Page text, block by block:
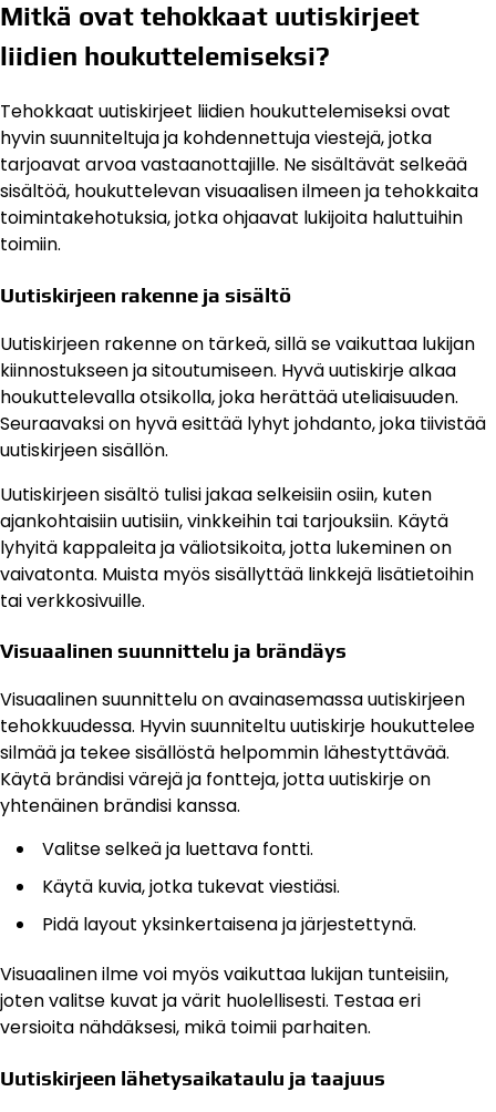
Mitkä ovat tehokkaat uutiskirjeet
liidien houkuttelemiseksi?
Tehokkaat uutiskirjeet liidien houkuttelemiseksi ovat
hyvin suunniteltuja ja kohdennettuja viestejä, jotka
tarjoavat arvoa vastaanottajille. Ne sisältävät selkeää
sisältöä, houkuttelevan visuaalisen ilmeen ja tehokkaita
toimintakehotuksia, jotka ohjaavat lukijoita haluttuihin
toimiin.
Uutiskirjeen rakenne ja sisältö
Uutiskirjeen rakenne on tärkeä, sillä se vaikuttaa lukijan
kiinnostukseen ja sitoutumiseen. Hyvä uutiskirje alkaa
houkuttelevalla otsikolla, joka herättää uteliaisuuden.
Seuraavaksi on hyvä esittää lyhyt johdanto, joka tiivistää
uutiskirjeen sisällön.
Uutiskirjeen sisältö tulisi jakaa selkeisiin osiin, kuten
ajankohtaisiin uutisiin, vinkkeihin tai tarjouksiin. Käytä
lyhyitä kappaleita ja väliotsikoita, jotta lukeminen on
vaivatonta. Muista myös sisällyttää linkkejä lisätietoihin
tai verkkosivuille.
Visuaalinen suunnittelu ja brändäys
Visuaalinen suunnittelu on avainasemassa uutiskirjeen
tehokkuudessa. Hyvin suunniteltu uutiskirje houkuttelee
silmää ja tekee sisällöstä helpommin lähestyttävää.
Käytä brändisi värejä ja fontteja, jotta uutiskirje on
yhtenäinen brändisi kanssa.
Valitse selkeä ja luettava fontti.
Käytä kuvia, jotka tukevat viestiäsi.
Pidä layout yksinkertaisena ja järjestettynä.
Visuaalinen ilme voi myös vaikuttaa lukijan tunteisiin,
joten valitse kuvat ja värit huolellisesti. Testaa eri
versioita nähdäksesi, mikä toimii parhaiten.
Uutiskirjeen lähetysaikataulu ja taajuus